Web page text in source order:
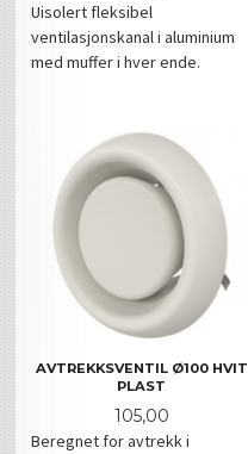
Uisolert fleksibel
ventilasjonskanal i aluminium
med muffer i hver ende.
AVTREKKSVENTIL Ø100 HVIT
PLAST
Pris
105,00
Beregnet for avtrekk i